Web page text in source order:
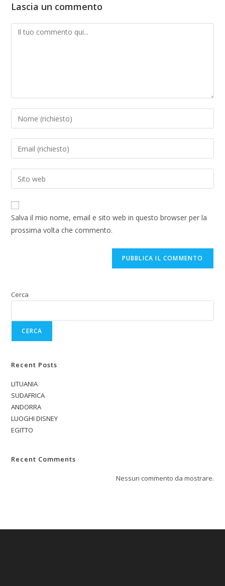
Lascia un commento
Salva il mio nome, email e sito web in questo browser per la
prossima volta che commento.
Cerca
CERCA
Recent Posts
LITUANIA
SUDAFRICA
ANDORRA
LUOGHI DISNEY
EGITTO
Recent Comments
Nessun commento da mostrare.